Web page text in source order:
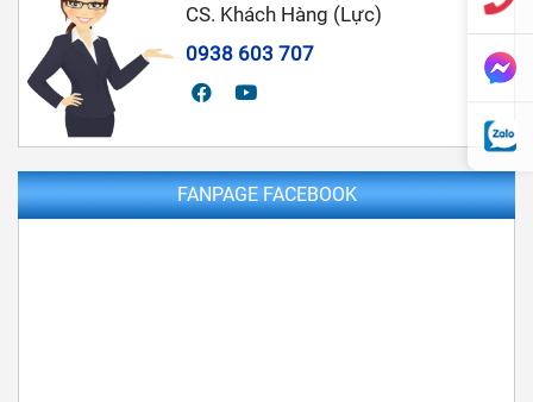
CS. Khách Hàng (Lực)
0938 603 707
FANPAGE FACEBOOK